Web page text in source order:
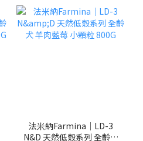
法米納Farmina｜LD-3
N&D 天然低穀系列 全齡犬